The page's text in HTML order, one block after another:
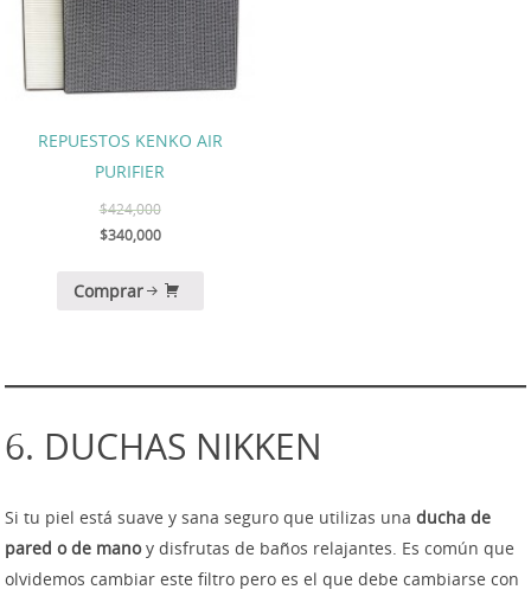
REPUESTOS KENKO AIR
PURIFIER
$424,000
$340,000
Comprar
6. DUCHAS NIKKEN
Si tu piel está suave y sana seguro que utilizas una ducha de
pared o de manoy disfrutas de baños relajantes. Es común que
olvidemos cambiar este filtro pero es el que debe cambiarse con